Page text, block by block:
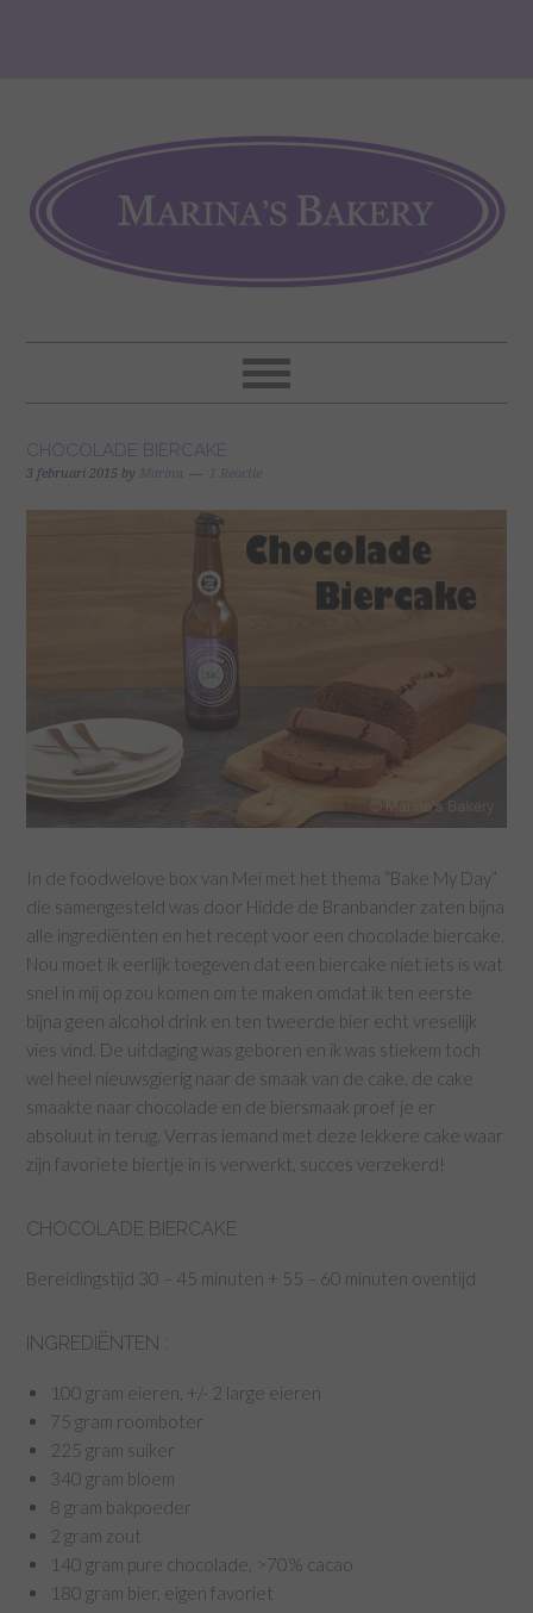
CHOCOLADE BIERCAKE
3 februari 2015 by Marina 1 Reactie
In de foodwelove box van Mei met het thema “Bake My Day”
die samengesteld was door Hidde de Branbander zaten bijna
alle ingrediënten en het recept voor een chocolade biercake.
Nou moet ik eerlijk toegeven dat een biercake niet iets is wat
snel in mij op zou komen om te maken omdat ik ten eerste
bijna geen alcohol drink en ten tweerde bier echt vreselijk
vies vind. De uitdaging was geboren en ik was stiekem toch
wel heel nieuwsgierig naar de smaak van de cake, de cake
smaakte naar chocolade en de biersmaak proef je er
absoluut in terug. Verras iemand met deze lekkere cake waar
zijn favoriete biertje in is verwerkt, succes verzekerd!
CHOCOLADE BIERCAKE
Bereidingstijd 30 – 45 minuten + 55 – 60 minuten oventijd
INGREDIËNTEN :
100 gram eieren, +/- 2 large eieren
75 gram roomboter
225 gram suiker
340 gram bloem
8 gram bakpoeder
2 gram zout
140 gram pure chocolade, >70% cacao
180 gram bier, eigen favoriet